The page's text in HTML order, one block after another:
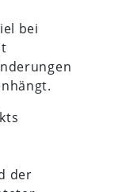
bei
der